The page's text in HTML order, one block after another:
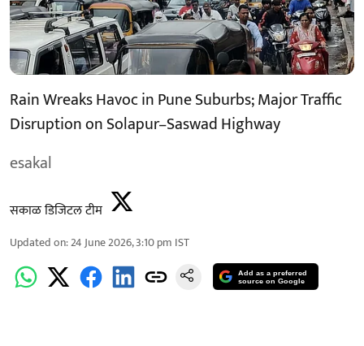
Rain Wreaks Havoc in Pune Suburbs; Major Traffic
Disruption on Solapur–Saswad Highway
esakal
सकाळ डिजिटल टीम
Updated on:24 June 2026, 3:10 pm IST
Add as a preferred
source on Google